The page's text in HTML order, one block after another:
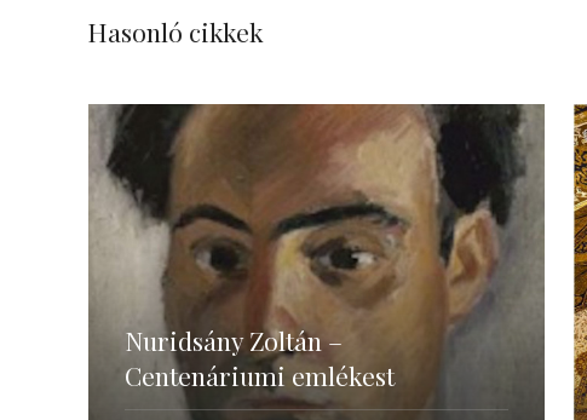
Hasonló cikkek
Nuridsány Zoltán –
Centenáriumi emlékest